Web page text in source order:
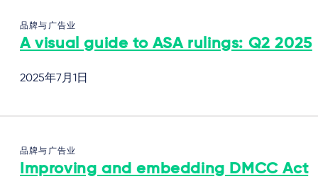
品牌与广告业
A visual guide to ASA rulings: Q2 2025
2025年7月1日
品牌与广告业
Improving and embedding DMCC Act